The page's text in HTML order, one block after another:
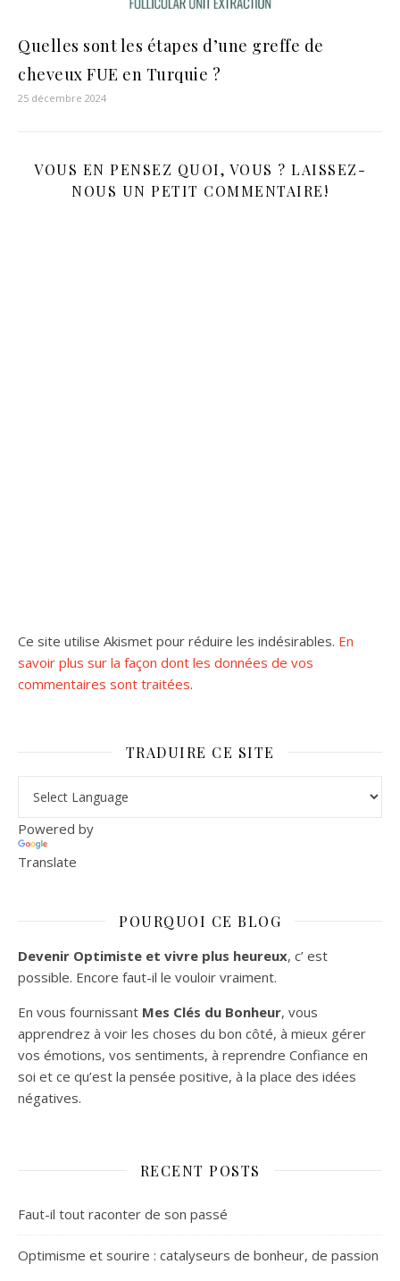
Quelles sont les étapes d’une greffe de
cheveux FUE en Turquie ?
25 décembre 2024
VOUS EN PENSEZ QUOI, VOUS ? LAISSEZ-
NOUS UN PETIT COMMENTAIRE!
Ce site utilise Akismet pour réduire les indésirables. En
savoir plus sur la façon dont les données de vos
commentaires sont traitées.
TRADUIRE CE SITE
Powered by
Translate
POURQUOI CE BLOG
Devenir Optimiste et vivre plus heureux, c’ est
possible. Encore faut-il le vouloir vraiment.
En vous fournissant Mes Clés du Bonheur, vous
apprendrez à voir les choses du bon côté, à mieux gérer
vos émotions, vos sentiments, à reprendre Confiance en
soi et ce qu’est la pensée positive, à la place des idées
négatives.
RECENT POSTS
Faut-il tout raconter de son passé
Optimisme et sourire : catalyseurs de bonheur, de passion